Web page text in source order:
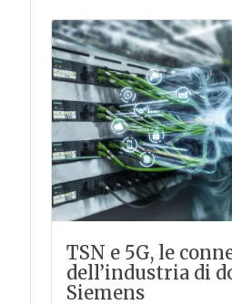
TSN e 5G, le
dell’industria di
Siemens